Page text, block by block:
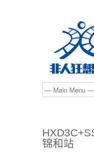
锦和站